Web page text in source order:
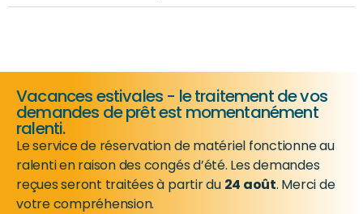
Vacances estivales - le traitement de vos
demandes de prêt est momentanément
ralenti.
Le service de réservation de matériel fonctionne au
ralenti en raison des congés d’été. Les demandes
reçues seront traitées à partir du 24 août. Merci de
votre compréhension.